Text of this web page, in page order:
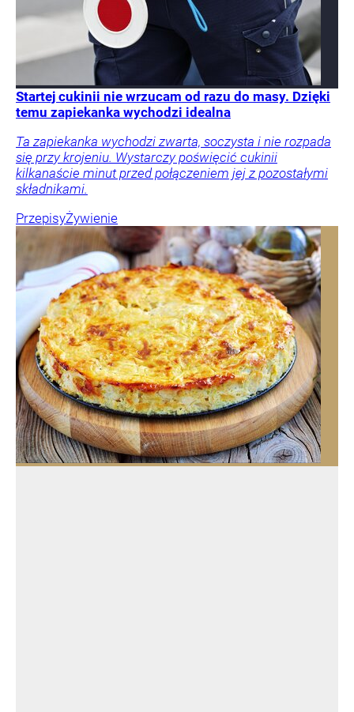
Startej cukinii nie wrzucam od razu do masy. Dzięki
temu zapiekanka wychodzi idealna
Ta zapiekanka wychodzi zwarta, soczysta i nie rozpada
się przy krojeniu. Wystarczy poświęcić cukinii
kilkanaście minut przed połączeniem jej z pozostałymi
składnikami.
PrzepisyŻywienie